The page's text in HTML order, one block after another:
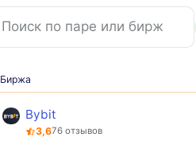
Биржа
Bybit
3,676 отзывов